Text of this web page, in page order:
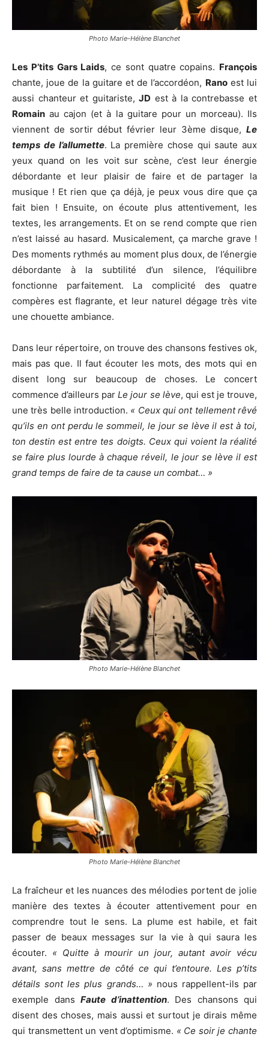
Photo Marie-Hélène Blanchet
Les P’tits Gars Laids, ce sont quatre copains. François
chante, joue de la guitare et de l’accordéon, Ranoest lui
aussi chanteur et guitariste,JD est à la contrebasse et
Romain au cajon (et à la guitare pour un morceau). Ils
viennent de sortir début février leur 3ème disque, Le
temps de l’allumette. La première chose qui saute aux
yeux quand on les voit sur scène, c’est leur énergie
débordante et leur plaisir de faire et de partager la
musique ! Et rien que ça déjà, je peux vous dire que ça
fait bien ! Ensuite, on écoute plus attentivement, les
textes, les arrangements. Et on se rend compte que rien
n’est laissé au hasard. Musicalement, ça marche grave !
Des moments rythmés au moment plus doux, de l’énergie
débordante à la subtilité d’un silence, l’équilibre
fonctionne parfaitement. La complicité des quatre
compères est flagrante, et leur naturel dégage très vite
une chouette ambiance.
Dans leur répertoire, on trouve des chansons festives ok,
mais pas que. Il faut écouter les mots, des mots qui en
disent long sur beaucoup de choses. Le concert
commence d’ailleurs parLe jour se lève, qui est je trouve,
une très belle introduction. « Ceux qui ont tellement rêvé
qu’ils en ont perdu le sommeil, le jour se lève il est à toi,
ton destin est entre tes doigts. Ceux qui voient la réalité
se faire plus lourde à chaque réveil, le jour se lève il est
grand temps de faire de ta cause un combat… »
Photo Marie-Hélène Blanchet
Photo Marie-Hélène Blanchet
La fraîcheur et les nuances des mélodies portent de jolie
manière des textes à écouter attentivement pour en
comprendre tout le sens. La plume est habile, et fait
passer de beaux messages sur la vie à qui saura les
écouter. « Quitte à mourir un jour, autant avoir vécu
avant, sans mettre de côté ce qui t’entoure. Les p’tits
détails sont les plus grands… » nous rappellent-ils par
exemple dans Faute d’inattention. Des chansons qui
disent des choses, mais aussi et surtout je dirais même
qui transmettent un vent d’optimisme. « Ce soir je chante